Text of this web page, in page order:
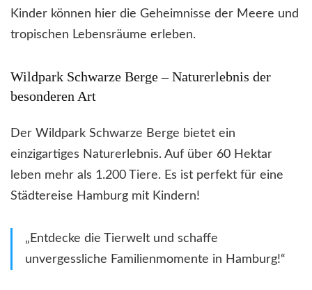
Kinder können hier die Geheimnisse der Meere und
tropischen Lebensräume erleben.
Wildpark Schwarze Berge – Naturerlebnis der
besonderen Art
Der Wildpark Schwarze Berge bietet ein
einzigartiges Naturerlebnis. Auf über 60 Hektar
leben mehr als 1.200 Tiere. Es ist perfekt für eine
Städtereise Hamburg mit Kindern!
„Entdecke die Tierwelt und schaffe
unvergessliche Familienmomente in Hamburg!“